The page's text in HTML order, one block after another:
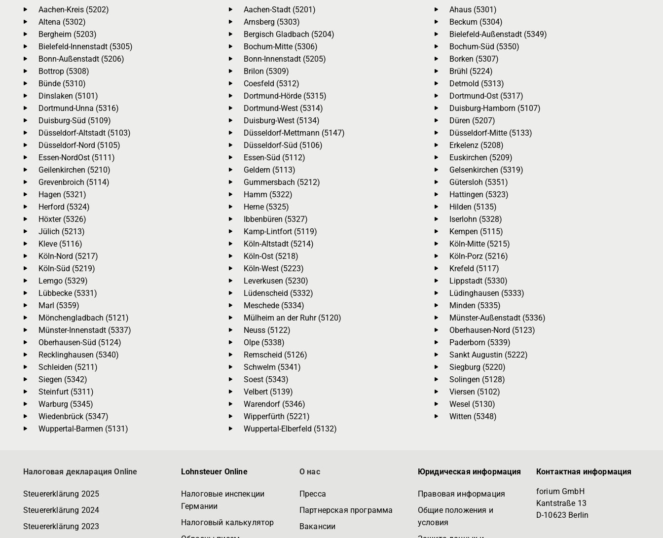
Aachen-Kreis (5202) Aachen-Stadt (5201)
Ahaus (5301)
Altena (5302)
Arnsberg (5303)
Beckum (5304)
Bergheim (5203)
Bergisch Gladbach (5204)
Bielefeld-Außenstadt (5349)
Bielefeld-Innenstadt (5305)
Bochum-Mitte (5306)
Bochum-Süd (5350)
Bonn-Außenstadt (5206)
Bonn-Innenstadt (5205)
Borken (5307)
Bottrop (5308)
Brilon (5309)
Brühl (5224)
Bünde (5310)
Coesfeld (5312)
Detmold (5313)
Dinslaken (5101)
Dortmund-Hörde (5315)
Dortmund-Ost (5317)
Dortmund-Unna (5316)
Dortmund-West (5314)
Duisburg-Hamborn (5107)
Duisburg-Süd (5109)
Duisburg-West (5134)
Düren (5207)
Düsseldorf-Altstadt (5103)
Düsseldorf-Mettmann (5147)
Düsseldorf-Mitte (5133)
Düsseldorf-Nord (5105)
Düsseldorf-Süd (5106)
Erkelenz (5208)
Essen-NordOst (5111)
Essen-Süd (5112)
Euskirchen (5209)
Geilenkirchen (5210)
Geldern (5113)
Gelsenkirchen (5319)
Grevenbroich (5114)
Gummersbach (5212)
Gütersloh (5351)
Hagen (5321)
Hamm (5322)
Hattingen (5323)
Herford (5324)
Herne (5325)
Hilden (5135)
Höxter (5326)
Ibbenbüren (5327)
Iserlohn (5328)
Jülich (5213)
Kamp-Lintfort (5119)
Kempen (5115)
Kleve (5116)
Köln-Altstadt (5214)
Köln-Mitte (5215)
Köln-Nord (5217)
Köln-Ost (5218)
Köln-Porz (5216)
Köln-Süd (5219)
Köln-West (5223)
Krefeld (5117)
Lemgo (5329)
Leverkusen (5230)
Lippstadt (5330)
Lübbecke (5331)
Lüdenscheid (5332)
Lüdinghausen (5333)
Marl (5359)
Meschede (5334)
Minden (5335)
Mönchengladbach (5121)
Mülheim an der Ruhr (5120)
Münster-Außenstadt (5336)
Münster-Innenstadt (5337)
Neuss (5122)
Oberhausen-Nord (5123)
Oberhausen-Süd (5124)
Olpe (5338)
Paderborn (5339)
Recklinghausen (5340)
Remscheid (5126)
Sankt Augustin (5222)
Schleiden (5211)
Schwelm (5341)
Siegburg (5220)
Siegen (5342)
Soest (5343)
Solingen (5128)
Steinfurt (5311)
Velbert (5139)
Viersen (5102)
Warburg (5345)
Warendorf (5346)
Wesel (5130)
Wiedenbrück (5347)
Wipperfürth (5221)
Witten (5348)
Wuppertal-Barmen (5131)
Wuppertal-Elberfeld (5132)
Налоговая декларация Online
Steuererklärung 2025
Steuererklärung 2024
Steuererklärung 2023
Lohnsteuer Online
Налоговые инспекции
Германии
Налоговый калькулятор
О нас
Пресса
Партнерская программа
Вакансии
Юридическая информация
Правовая информация
Общие положения и
условия
Контактная информация
forium GmbH
Kantstraße 13
D-10623 Berlin